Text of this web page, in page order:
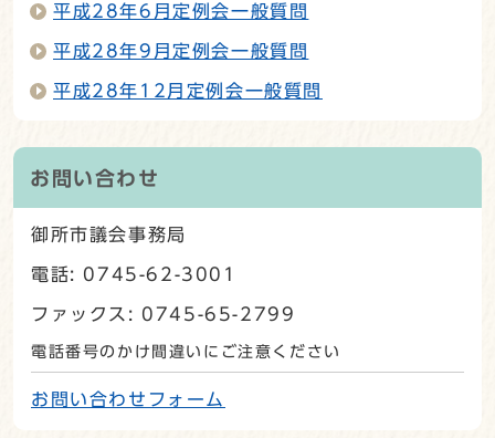
平成28年6月定例会一般質問
平成28年9月定例会一般質問
平成28年12月定例会一般質問
お問い合わせ
御所市議会事務局
電話: 0745-62-3001
ファックス: 0745-65-2799
電話番号のかけ間違いにご注意ください
お問い合わせフォーム